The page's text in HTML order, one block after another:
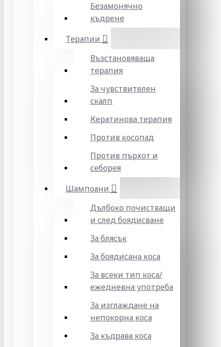
Безамонячно
къдрене
Терапии
Възстановяваща
терапия
За чувствителен
скалп
Кератинова терапия
Против косопад
Против пърхот и
себорея
Шампоани
Дълбоко почистващи
и след боядисване
За блясък
За боядисана коса
За всеки тип коса/
ежедневна употреба
За изглаждане на
непокорна коса
За къдрава коса